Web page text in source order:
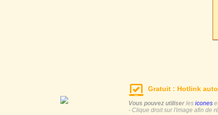
Gratuit : Hotlink
Vous pouvez utiliser les icones
- Clique droit sur l'image afin de